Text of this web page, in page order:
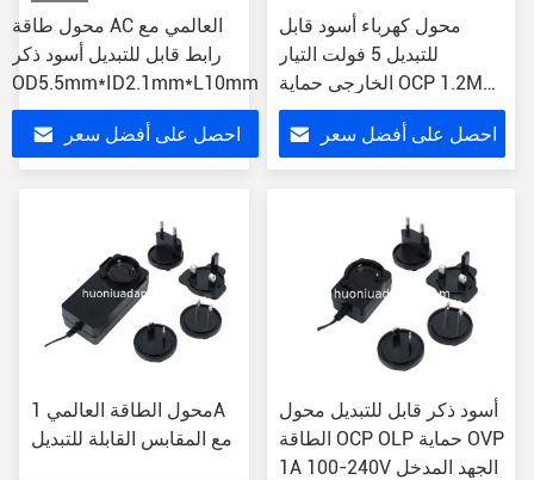
محول طاقة AC العالمي مع
رابط قابل للتبديل أسود ذكر
OD5.5mm*ID2.1mm*L10mm
احصل على أفضل سعر
محول كهرباء أسود قابل
للتبديل 5 فولت التيار
الخارجي حماية OCP 1.2M
سلك DC
احصل على أفضل سعر
محول الطاقة العالمي 1A
مع المقابس القابلة للتبديل
أسود ذكر قابل للتبديل محول
الطاقة OCP OLP حماية OVP
1A 100-240V الجهد المدخل